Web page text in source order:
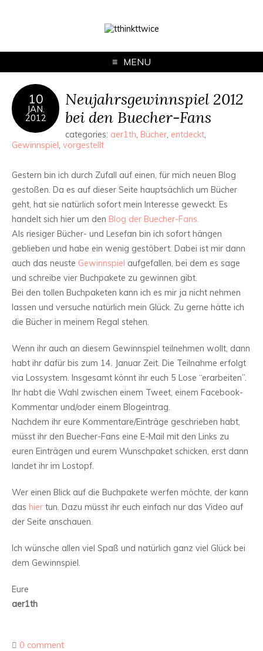
MENU
10
JAN.
2012
Neujahrsgewinnspiel 2012
bei den Buecher-Fans
categories: aer1th, Bücher, entdeckt,
Gewinnspiel, vorgestellt
Gestern bin ich durch Zufall auf einen, für mich neuen Blog
gestoßen. Da es auf dieser Seite hauptsächlich um Bücher
geht, hat sie natürlich sofort mein Interesse geweckt. Es
handelt sich hier um den Blog der Buecher-Fans.
Als riesiger Bücher- und Lesefan bin ich sofort hängen
geblieben und habe ein wenig gestöbert. Dabei ist mir dann
auch das neuste Gewinnspiel aufgefallen, bei dem es sage
und schreibe vier Buchpakete zu gewinnen gibt.
Bei den tollen Buchpaketen kann ich es mir ja nicht nehmen
lassen und versuche natürlich mein Glück. Zu gerne hätte ich
die Bücher in meinem Regal stehen.
Wenn ihr auch an diesem Gewinnspiel teilnehmen wollt, dann
habt ihr dafür bis zum 14. Januar Zeit. Die Teilnahme erfolgt
via Lossystem. Insgesamt könnt ihr euch 5 Lose “erarbeiten”.
Ihr habt die Wahl zwischen einem Tweet, einem Facebook-
Kommentar und/oder einem Blogeintrag.
Nachdem ihr eure Kommentare/Einträge geschrieben habt,
müsst ihr den Buecher-Fans eine E-Mail mit den Links zu
euren Einträgen und eurem Wunschpaket schicken, erst dann
landet ihr im Lostopf.
Wer einen Blick auf die Buchpakete werfen möchte, der kann
das hier tun. Dazu müsst ihr euch einfach nur das Video auf
der Seite anschauen.
Ich wünsche allen viel Spaß und natürlich ganz viel Glück bei
dem Gewinnspiel.
Eure
aer1th
0 comment